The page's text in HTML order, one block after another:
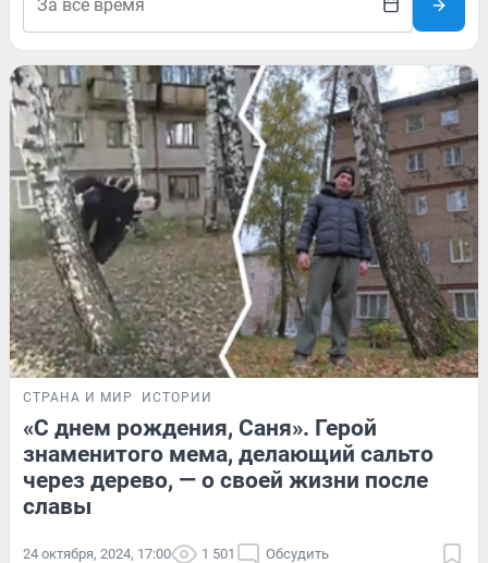
СТРАНА И МИР ИСТОРИИ
«С днем рождения, Саня». Герой
знаменитого мема, делающий сальто
через дерево, — о своей жизни после
славы
24 октября, 2024, 17:00 1 501 Обсудить